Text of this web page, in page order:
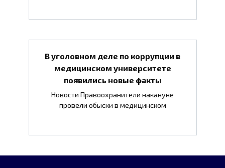
В уголовном деле по коррупции в
медицинском университете
появились новые факты
Новости Правоохранители накануне
провели обыски в медицинском